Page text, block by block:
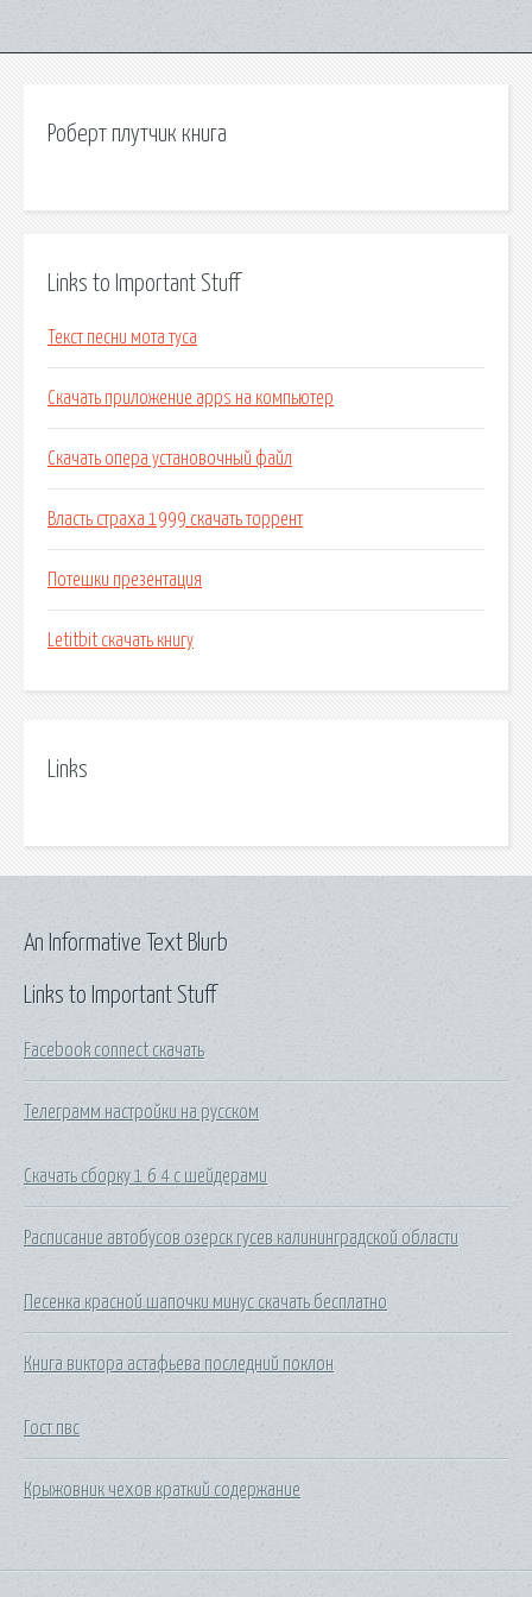
Роберт плутчик книга
Links to Important Stuff
Текст песни мота туса
Скачать приложение apps на компьютер
Скачать опера установочный файл
Власть страха 1999 скачать торрент
Потешки презентация
Letitbit скачать книгу
Links
Links to Important Stuff
Facebook connect скачать
Телеграмм настройки на русском
Скачать сборку 1 6 4 с шейдерами
Расписание автобусов озерск гусев калининградской области
Песенка красной шапочки минус скачать бесплатно
Книга виктора астафьева последний поклон
Гост пвс
Крыжовник чехов краткий содержание
An Informative Text Blurb